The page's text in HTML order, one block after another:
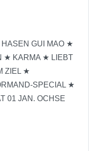
GUI MAO ★
★ KARMA ★ LIEBT
ZIEL ★
SPECIAL ★
01 JAN. OCHSE